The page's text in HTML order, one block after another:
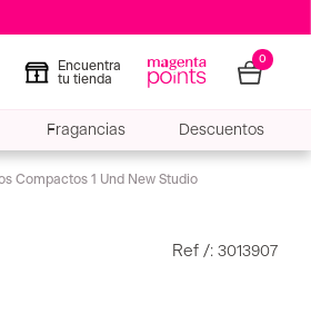
Encuentra
tu tienda
0
Fragancias Descuentos
: 3013907